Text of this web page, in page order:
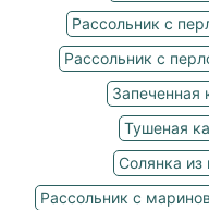
Рассольник с
Рассольник с
Запеченная
Тушеная
Солянка из
Рассольник с